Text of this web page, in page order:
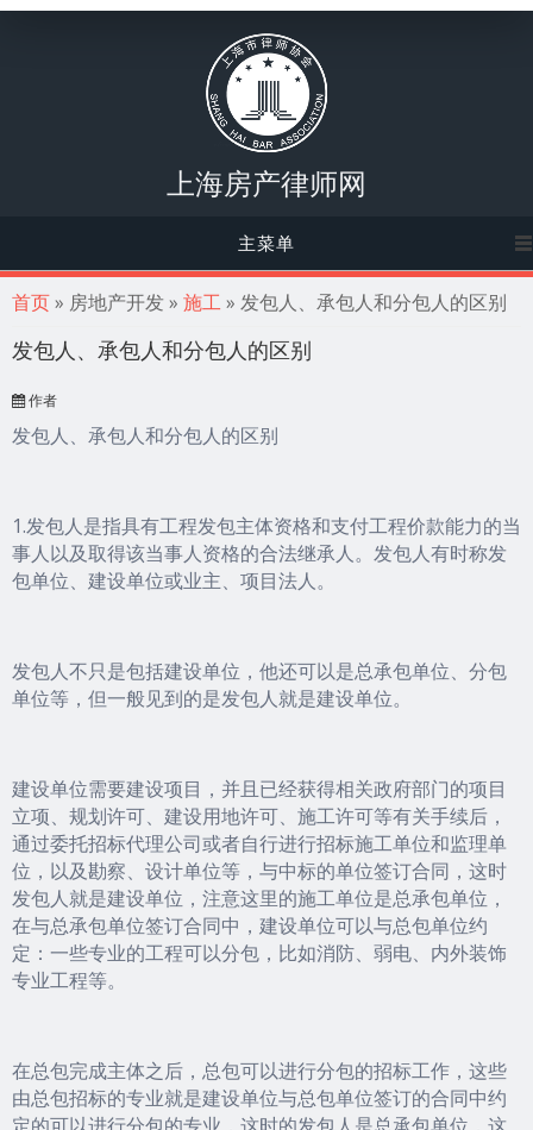
上海房产律师网
主菜单
你在这里
首页» 房地产开发 » 施工» 发包人、承包人和分包人的区别
发包人、承包人和分包人的区别
作者
发包人、承包人和分包人的区别
1.发包人是指具有工程发包主体资格和支付工程价款能力的当
事人以及取得该当事人资格的合法继承人。发包人有时称发
包单位、建设单位或业主、项目法人。
发包人不只是包括建设单位，他还可以是总承包单位、分包
单位等，但一般见到的是发包人就是建设单位。
建设单位需要建设项目，并且已经获得相关政府部门的项目
立项、规划许可、建设用地许可、施工许可等有关手续后，
通过委托招标代理公司或者自行进行招标施工单位和监理单
位，以及勘察、设计单位等，与中标的单位签订合同，这时
发包人就是建设单位，注意这里的施工单位是总承包单位，
在与总承包单位签订合同中，建设单位可以与总包单位约
定：一些专业的工程可以分包，比如消防、弱电、内外装饰
专业工程等。
在总包完成主体之后，总包可以进行分包的招标工作，这些
由总包招标的专业就是建设单位与总包单位签订的合同中约